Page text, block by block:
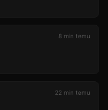
8 min temu
22 min temu